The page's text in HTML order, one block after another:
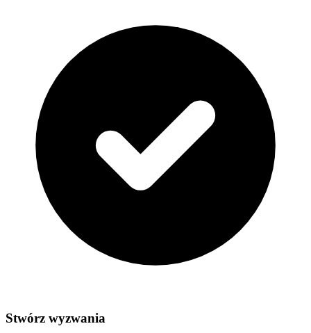
Stwórz wyzwania